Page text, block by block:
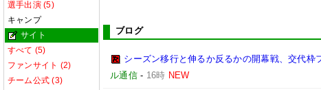
選手出演 (5)
キャンプ
サイト
すべて (5)
ファンサイト (2)
チーム公式 (3)
ブログ
シーズン移行と伸るか反るかの開幕戦、交代枠
ル通信- 16時 NEW